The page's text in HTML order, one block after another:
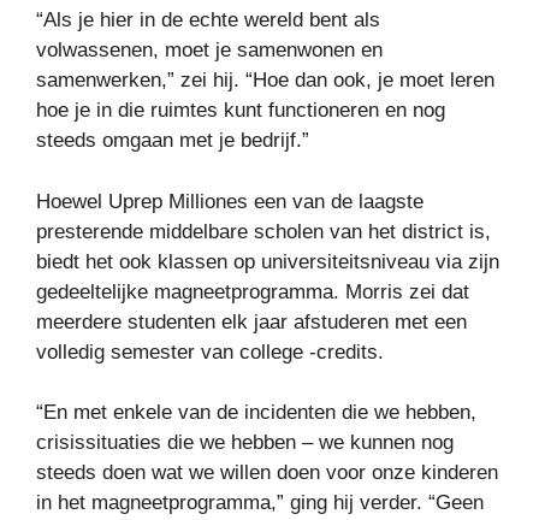
“Als je hier in de echte wereld bent als
volwassenen, moet je samenwonen en
samenwerken,” zei hij. “Hoe dan ook, je moet leren
hoe je in die ruimtes kunt functioneren en nog
steeds omgaan met je bedrijf.”
Hoewel Uprep Milliones een van de laagste
presterende middelbare scholen van het district is,
biedt het ook klassen op universiteitsniveau via zijn
gedeeltelijke magneetprogramma. Morris zei dat
meerdere studenten elk jaar afstuderen met een
volledig semester van college -credits.
“En met enkele van de incidenten die we hebben,
crisissituaties die we hebben – we kunnen nog
steeds doen wat we willen doen voor onze kinderen
in het magneetprogramma,” ging hij verder. “Geen